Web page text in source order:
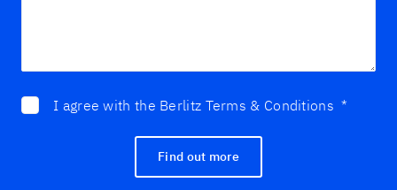
I agree with the Berlitz Terms & Conditions *
Find out more